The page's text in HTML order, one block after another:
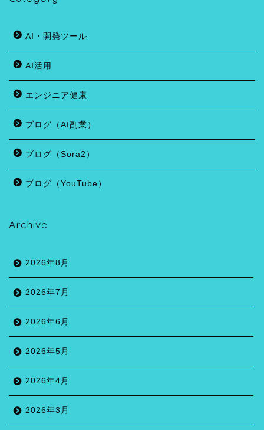
AI・開発ツール
AI活用
エンジニア健康
ブログ（AI副業）
ブログ（Sora2）
ブログ（YouTube）
Archive
2026年8月
2026年7月
2026年6月
2026年5月
2026年4月
2026年3月